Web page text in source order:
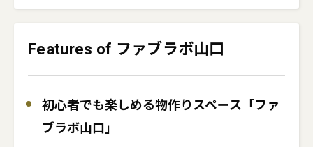
Features of ファブラボ山口
初心者でも楽しめる物作りスペース「ファ
ブラボ山口」